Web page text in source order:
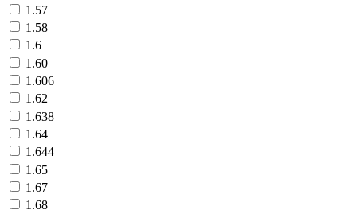
1.57
1.58
1.6
1.60
1.606
1.62
1.638
1.64
1.644
1.65
1.67
1.68